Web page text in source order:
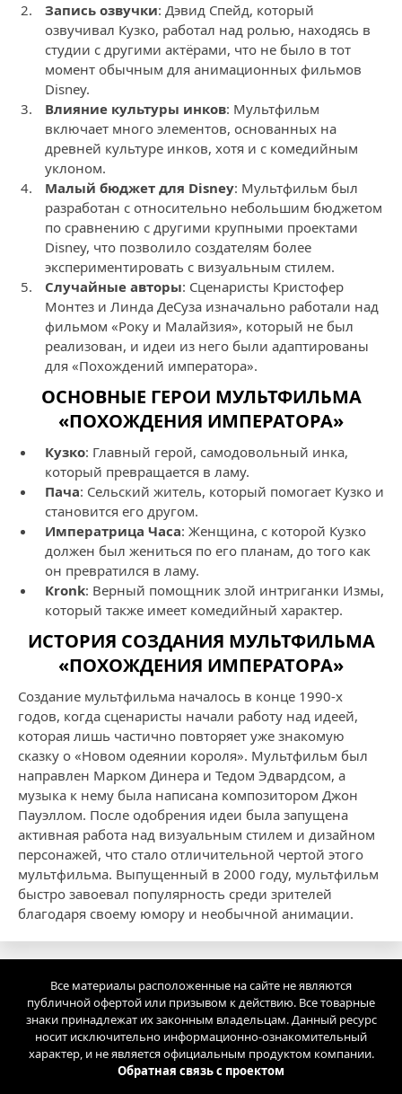
Запись озвучки: Дэвид Спейд, который
озвучивал Кузко, работал над ролью, находясь в
студии с другими актёрами, что не было в тот
момент обычным для анимационных фильмов
Disney.
Влияние культуры инков: Мультфильм
включает много элементов, основанных на
древней культуре инков, хотя и с комедийным
уклоном.
Малый бюджет для Disney: Мультфильм был
разработан с относительно небольшим бюджетом
по сравнению с другими крупными проектами
Disney, что позволило создателям более
экспериментировать с визуальным стилем.
Случайные авторы: Сценаристы Кристофер
Монтез и Линда ДеСуза изначально работали над
фильмом «Року и Малайзия», который не был
реализован, и идеи из него были адаптированы
для «Похождений императора».
ОСНОВНЫЕ ГЕРОИ МУЛЬТФИЛЬМА
«ПОХОЖДЕНИЯ ИМПЕРАТОРА»
Кузко: Главный герой, самодовольный инка,
который превращается в ламу.
Пача: Сельский житель, который помогает Кузко и
становится его другом.
Императрица Чaca: Женщина, с которой Кузко
должен был жениться по его планам, до того как
он превратился в ламу.
Кronk: Верный помощник злой интриганки Измы,
который также имеет комедийный характер.
ИСТОРИЯ СОЗДАНИЯ МУЛЬТФИЛЬМА
«ПОХОЖДЕНИЯ ИМПЕРАТОРА»
Создание мультфильма началось в конце 1990-х
годов, когда сценаристы начали работу над идеей,
которая лишь частично повторяет уже знакомую
сказку о «Новом одеянии короля». Мультфильм был
направлен Марком Динера и Тедом Эдвардсом, а
музыка к нему была написана композитором Джон
Пауэллом. После одобрения идеи была запущена
активная работа над визуальным стилем и дизайном
персонажей, что стало отличительной чертой этого
мультфильма. Выпущенный в 2000 году, мультфильм
быстро завоевал популярность среди зрителей
благодаря своему юмору и необычной анимации.
Все материалы расположенные на сайте не являются
публичной офертой или призывом к действию. Все товарные
знаки принадлежат их законным владельцам. Данный ресурс
носит исключительно информационно-ознакомительный
характер, и не является официальным продуктом компании.
Обратная связь с проектом